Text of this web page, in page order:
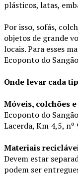
plásticos, latas,
Por isso, sofás,
objetos de grande
locais. Para esses
Ecoponto do
Onde levar cada
Móveis, colchões
Ecoponto do
Lacerda, Km 4,5, nº
Materiais
Devem estar
podem ser